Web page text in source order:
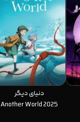
دنیای دیگر
Another World 2025